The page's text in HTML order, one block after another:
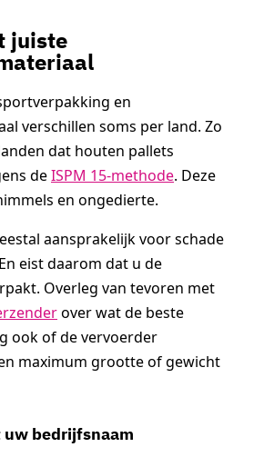
juiste
en
verschillen soms per land. Zo
dat houten pallets
deISPM 15-methode. Deze
en ongedierte.
aansprakelijk voor schade
eist daarom dat u de
Overleg van tevoren met
over wat de beste
ook of de vervoerder
maximum grootte of gewicht
uw bedrijfsnaam